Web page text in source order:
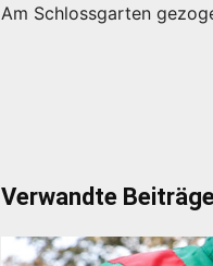
Am Schlossgarten
Verwandte Beiträge